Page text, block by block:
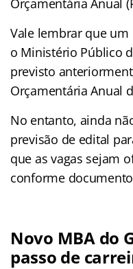
Orçamentária Anual
Vale lembrar que
o Ministério Público
previsto
Orçamentária Anual
No entanto, ainda
previsão de edital
que as vagas sejam
conforme
Novo MBA do
passo de